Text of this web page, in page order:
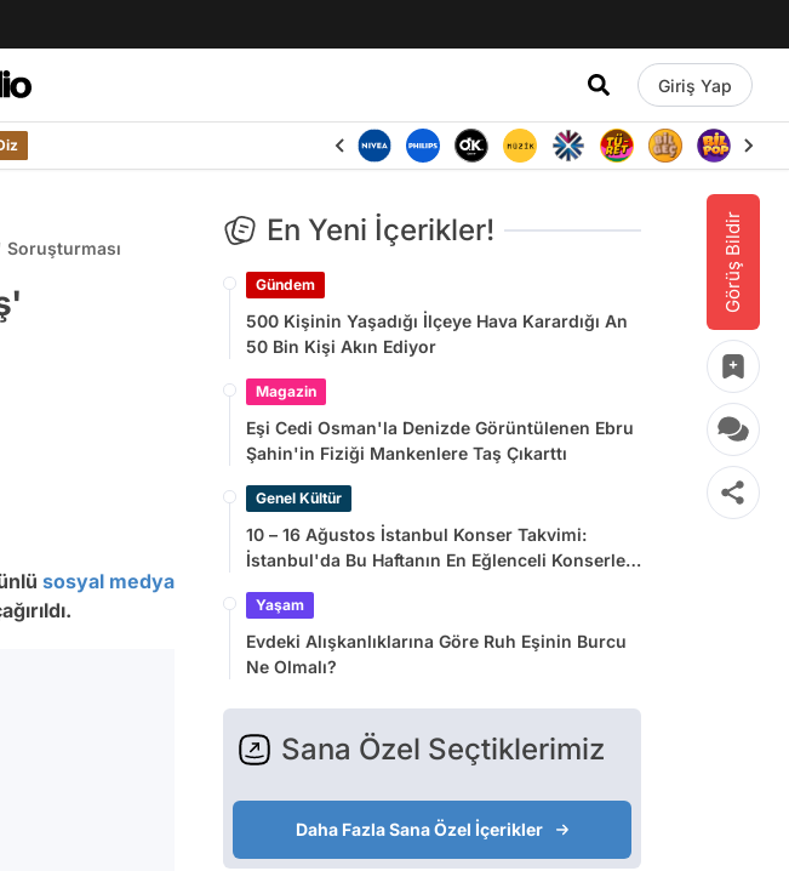
Giriş Yap
Görüş Bildir
sosyal medya
En Yeni İçerikler!
Gündem
500 Kişinin Yaşadığı İlçeye Hava Karardığı An
50 Bin Kişi Akın Ediyor
Magazin
Eşi Cedi Osman'la Denizde Görüntülenen Ebru
Şahin'in Fiziği Mankenlere Taş Çıkarttı
Genel Kültür
10 – 16 Ağustos İstanbul Konser Takvimi:
İstanbul'da Bu Haftanın En Eğlenceli Konserleri
Yaşam
Evdeki Alışkanlıklarına Göre Ruh Eşinin Burcu
Ne Olmalı?
Sana Özel Seçtiklerimiz
Daha Fazla Sana Özel İçerikler